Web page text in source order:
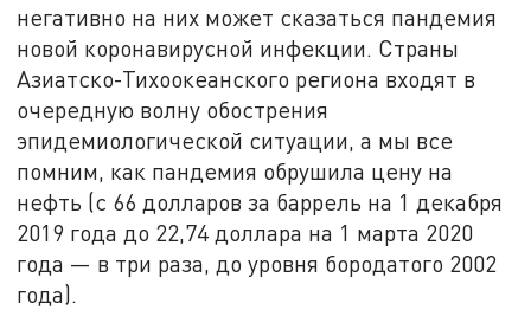
негативно на них может сказаться пандемия
новой коронавирусной инфекции. Страны
Азиатско-Тихоокеанского региона входят в
очередную волну обострения
эпидемиологической ситуации, а мы все
помним, как пандемия обрушила цену на
нефть (с 66 долларов за баррель на 1 декабря
2019 года до 22,74 доллара на 1 марта 2020
года — в три раза, до уровня бородатого 2002
года).